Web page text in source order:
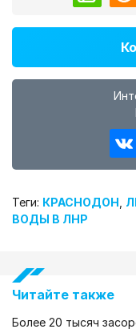
Теги: КРАСНОДОН
ВОДЫ В ЛНР
Читайте также
Более 20 тысяч